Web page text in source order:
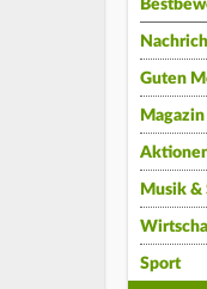
Guten
Magazin
Musik &
Sport